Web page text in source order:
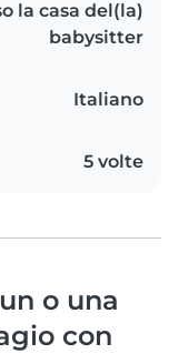
la casa del(la)
babysitter
Italiano
5 volte
o una
con